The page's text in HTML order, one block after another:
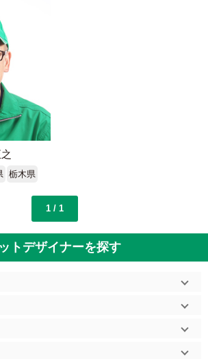
栃木県
1 / 1
トデザイナーを探す